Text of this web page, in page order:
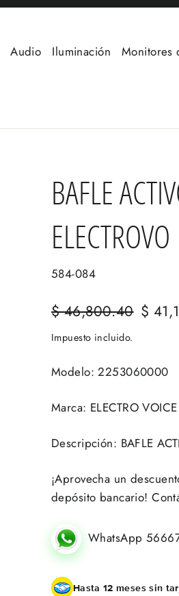
Audio Iluminación
Monitores
BAFLE
ELECTROVO
584-084
Precio
$ 46,800.40 Precio
$
Impuesto incluido.
Modelo: 2253060000
Marca: ELECTRO VOICE
Descripción: BAFLE
¡Aprovecha un
depósito bancario!
WhatsApp
Hasta 12 meses sin